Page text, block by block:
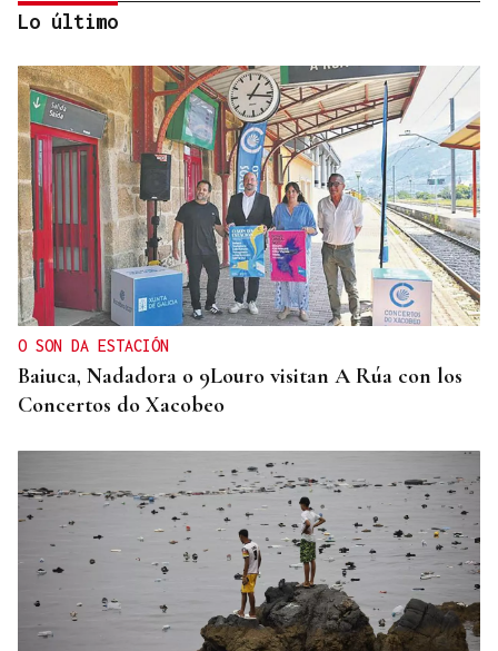
MEDICINA FÍSICA Y REHABILITACIÓN
Lucía Ros Dopico, médico especialista: “Mi sueño
es cambiar el paradigma de la discapacidad
infantil”
Lo último
O SON DA ESTACIÓN
Baiuca, Nadadora o 9Louro visitan A Rúa con los
Concertos do Xacobeo